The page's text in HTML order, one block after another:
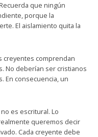
que ningún
porque la
El aislamiento quita la
creyentes comprendan
No deberían ser cristianos
En consecuencia, un
es escritural. Lo
queremos decir
Cada creyente debe